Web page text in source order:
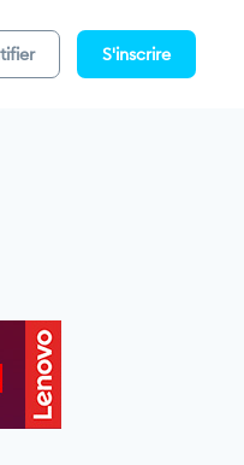
S'inscrire